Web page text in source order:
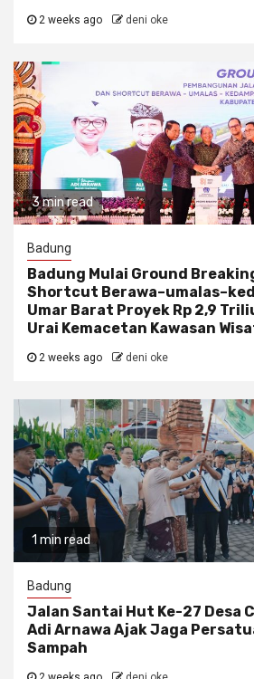
2 weeks ago deni oke
3 min read
Badung
Badung Mulai Ground
Shortcut
Umar Barat Proyek Rp 2,9
Urai Kemacetan Kawasan
2 weeks ago deni oke
1 min read
Badung
Jalan Santai Hut Ke-27 Desa
Adi Arnawa Ajak Jaga
Sampah